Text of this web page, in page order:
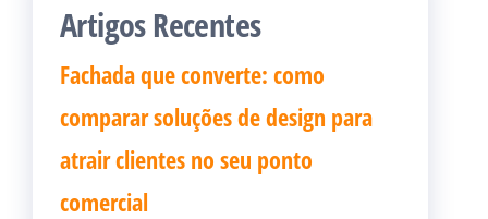
Artigos Recentes
Fachada que converte: como
comparar soluções de design para
atrair clientes no seu ponto
comercial